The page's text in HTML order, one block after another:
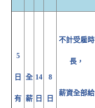
5
日
有
全
薪
14
日
8
日
不計受雇時
長，
薪資全部給